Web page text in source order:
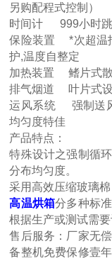
另购配程式控制）
时间计 999小时跳
保险装置 *次超温
护,温度自整定
加热装置 鳍片式
排气烟道 叶片式
运风系统 强制送
均匀度特佳
产品特点：
特殊设计之强制循
分布均匀度。
采用高效压缩玻璃
高温烘箱分多种标
根据生产或测试需要
售后服务：厂家无
备整机免费保修壹